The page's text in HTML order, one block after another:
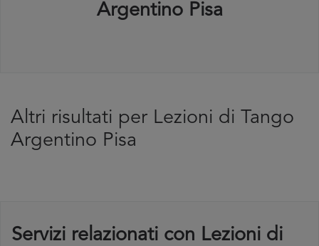
Argentino Pisa
Altri risultati per Lezioni di Tango
Argentino Pisa
Servizi relazionati con Lezioni di